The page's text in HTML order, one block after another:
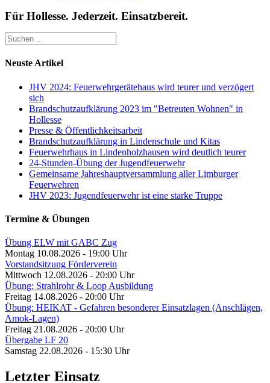
Für Hollesse. Jederzeit. Einsatzbereit.
Neuste Artikel
JHV 2024: Feuerwehrgerätehaus wird teurer und verzögert
sich
Brandschutzaufklärung 2023 im "Betreuten Wohnen" in
Hollesse
Presse & Öffentlichkeitsarbeit
Brandschutzaufklärung in Lindenschule und Kitas
Feuerwehrhaus in Lindenholzhausen wird deutlich teurer
24-Stunden-Übung der Jugendfeuerwehr
Gemeinsame Jahreshauptversammlung aller Limburger
Feuerwehren
JHV 2023: Jugendfeuerwehr ist eine starke Truppe
Termine & Übungen
Übung ELW mit GABC Zug
Montag 10.08.2026 - 19:00 Uhr
Vorstandsitzung Förderverein
Mittwoch 12.08.2026 - 20:00 Uhr
Übung: Strahlrohr & Loop Ausbildung
Freitag 14.08.2026 - 20:00 Uhr
Übung: HEIKAT - Gefahren besonderer Einsatzlagen (Anschlägen,
Amok-Lagen)
Freitag 21.08.2026 - 20:00 Uhr
Übergabe LF 20
Samstag 22.08.2026 - 15:30 Uhr
Letzter Einsatz